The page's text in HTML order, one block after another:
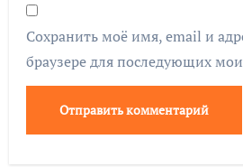
Сохранить моё имя, email и
браузере для последующих